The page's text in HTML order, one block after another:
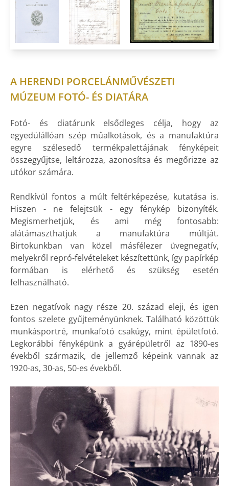
A HERENDI PORCELÁNMŰVÉSZETI
MÚZEUM FOTÓ- ÉS DIATÁRA
Fotó- és diatárunk elsődleges célja, hogy az
egyedülállóan szép műalkotások, és a manufaktúra
egyre szélesedő termékpalettájának fényképeit
összegyűjtse, leltározza, azonosítsa és megőrizze az
utókor számára.
Rendkívül fontos a múlt feltérképezése, kutatása is.
Hiszen - ne felejtsük - egy fénykép bizonyíték.
Megismerhetjük, és ami még fontosabb:
alátámaszthatjuk a manufaktúra múltját.
Birtokunkban van közel másfélezer üvegnegatív,
melyekről repró-felvételeket készítettünk, így papírkép
formában is elérhető és szükség esetén
felhasználható.
Ezen negatívok nagy része 20. század eleji, és igen
fontos szelete gyűjteményünknek. Található közöttük
munkásportré, munkafotó csakúgy, mint épületfotó.
Legkorábbi fényképünk a gyárépületről az 1890-es
évekből származik, de jellemző képeink vannak az
1920-as, 30-as, 50-es évekből.